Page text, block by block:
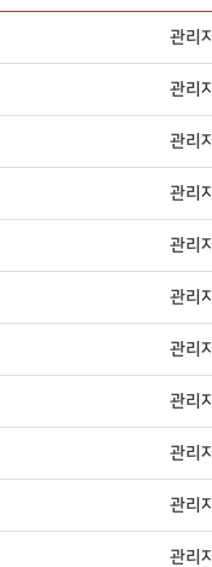
관리
관리
관리
관리
관리
관리
관리
관리
관리
관리
관리